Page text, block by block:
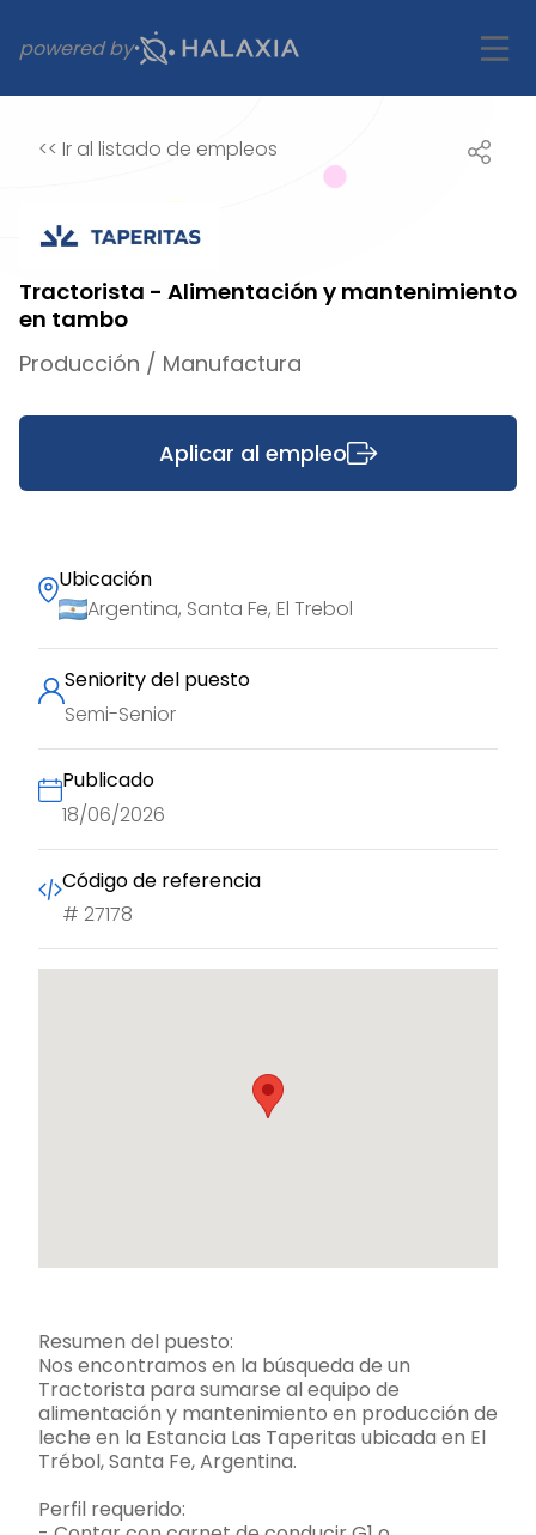
powered by
<< Ir al listado de empleos
Resumen del puesto:
Nos encontramos en la búsqueda de un
Tractorista para sumarse al equipo de
alimentación y mantenimiento en producción de
leche en la Estancia Las Taperitas ubicada en El
Trébol, Santa Fe, Argentina.
Perfil requerido:
Tractorista - Alimentación y mantenimiento
en tambo
Producción / Manufactura
Aplicar al empleo
Ubicación
Argentina, Santa Fe, El Trebol
Seniority del puesto
Semi-Senior
Publicado
18/06/2026
Código de referencia
# 27178